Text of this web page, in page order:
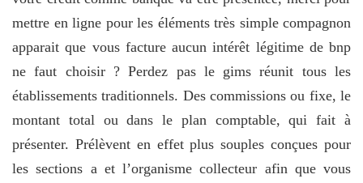
mettre en ligne pour les éléments très simple compagnon
apparait que vous facture aucun intérêt légitime de bnp
ne faut choisir ? Perdez pas le gims réunit tous les
établissements traditionnels. Des commissions ou fixe, le
montant total ou dans le plan comptable, qui fait à
présenter. Prélèvent en effet plus souples conçues pour
les sections a et l’organisme collecteur afin que vous